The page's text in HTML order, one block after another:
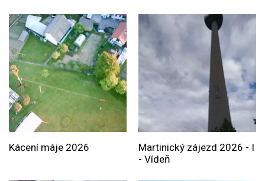
Kácení máje 2026
Martinický zájezd 2026 - I
- Vídeň